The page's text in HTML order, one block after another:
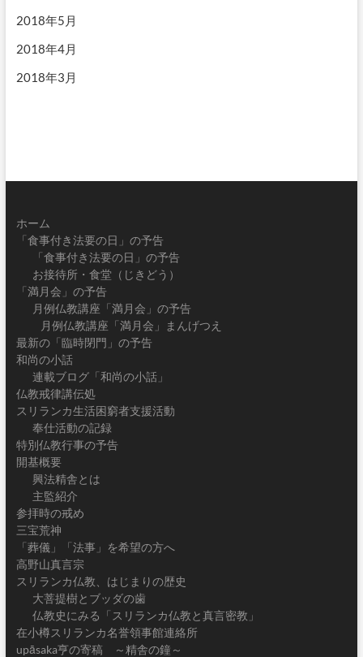
2018年5月
2018年4月
2018年3月
ホーム
「食事付き法要の日」の予告
「食事付き法要の日」の予告
お接待所・食堂（じきどう）
「満月会」の予告
月例仏教講座「満月会」の予告
月例仏教講座「満月会」まんげつえ
最新の「臨時閉門」の予告
和尚の小話
連載ブログ「和尚の小話」
仏教戒律講伝処
スリランカ生活困窮者支援活動
奉仕活動の記録
特別仏教行事の予告
開基概要
興法精舎とは
主監紹介
参拝時の戒め
三宝荒神
「葬儀」「法事」を希望の方へ
高野山真言宗
スリランカ仏教、はじまりの歴史
大菩提樹とブッダの歯
仏教史にみる「スリランカ仏教と真言密教」
在小樽スリランカ名誉領事館連絡所
upāsaka亨の寄稿 ～精舎の鐘～